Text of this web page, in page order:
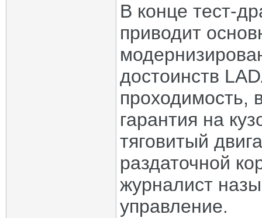
В конце тест-
приводит
достоинств
проходимость,
гарантия на
тяговитый
раздаточной
журналист
управление.